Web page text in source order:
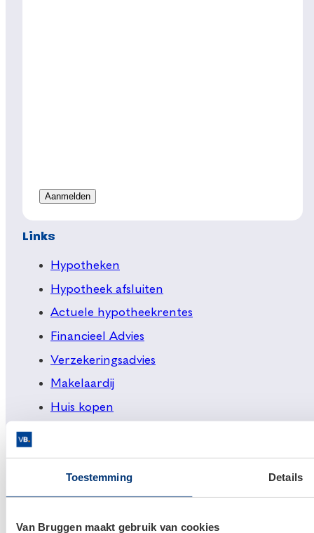
Toestemming Details
Van Bruggen maakt gebruik van cookies
Links
Hypotheken
Hypotheek afsluiten
Actuele hypotheekrentes
Financieel Advies
Verzekeringsadvies
Makelaardij
Huis kopen
Klantenservice en contact
Bezoek eenvestigingbij jou in de buurt, of neem